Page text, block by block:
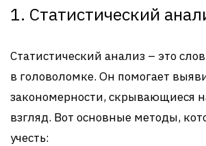
1. Статистический
Статистический анализ – это
в головоломке. Он помогает
закономерности, скрывающиеся
взгляд. Вот основные методы,
учесть: